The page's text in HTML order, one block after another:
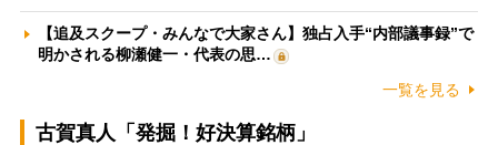
【追及スクープ・みんなで大家さん】独占入手“内部議事録”で
明かされる柳瀬健一・代表の思…
一覧を見る
古賀真人「発掘！好決算銘柄」